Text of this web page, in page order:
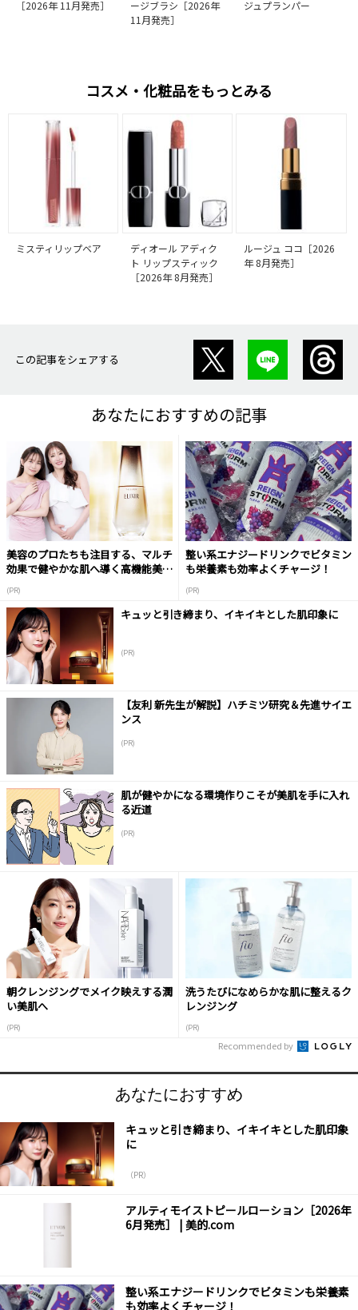
［2026年 11月発売］
ージブラシ［2026年
11月発売］
ジュプランパー
コスメ・化粧品をもっとみる
ミスティリップベア
ディオール アディク
ト リップスティック
［2026年 8月発売］
ルージュ ココ［2026
年 8月発売］
この記事をシェアする
あなたにおすすめの記事
美容のプロたちも注目する、マルチ
効果で健やかな肌へ導く高機能美容
(PR)
整い系エナジードリンクでビタミン
も栄養素も効率よくチャージ！
(PR)
キュッと引き締まり、イキイキとした肌印象に
(PR)
【友利 新先生が解説】ハチミツ研究＆先進サイエ
ンス
(PR)
肌が健やかになる環境作りこそが美肌を手に入れ
る近道
(PR)
朝クレンジングでメイク映えする潤
い美肌へ
(PR)
洗うたびになめらかな肌に整えるク
レンジング
(PR)
Recommended by
あなたにおすすめ
キュッと引き締まり、イキイキとした肌印象
に
（PR）
アルティモイストピールローション［2026年
6月発売］ | 美的.com
整い系エナジードリンクでビタミンも栄養素
も効率よくチャージ！